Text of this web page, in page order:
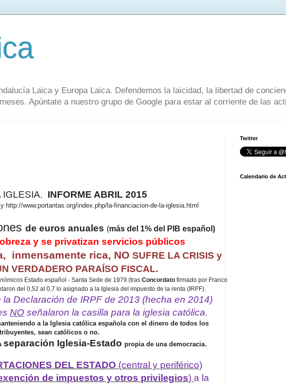
Laica y Europa Laica. Defendemos la laicidad, la libertad de
Apúntate a nuestro grupo de Google para estar al corriente de las
INFORME ABRIL 2015
y http://www.portantas.org/index.php/la-financiacion-de-la-iglesia.html
de euros anuales (más del 1% del PIB español)
y se privatizan servicios públicos
inmensamente rica, NOSUFRE LA CRISIS y
VERDADERO PARAÍSO FISCAL.
Estado español - Santa Sede de 1979 (trasConcordato firmado por Franco
del 0,52 al 0,7 lo asignado a la Iglesia del impuesto de la renta (IRPF).
Declaración de IRPF de 2013 (hecha en 2014)
NO señalaron la casilla para la iglesia católica.
a la Iglesia católica española con el dinero de todos los
sean católicos o no.
separación Iglesia-Estado propia de una democracia.
DEL ESTADO (central y periférico)
de impuestos y otros privilegios)a la
Twitter
Calendario de